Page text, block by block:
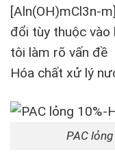
[Aln(OH)mCl3n-
đổi tùy thuộc vào
tôi làm rõ vấn đề
Hóa chất xử lý
PAC